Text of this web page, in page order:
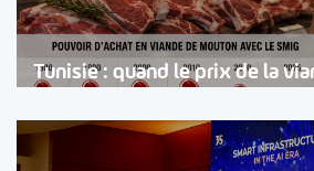
Tunisie : quand le prix de la